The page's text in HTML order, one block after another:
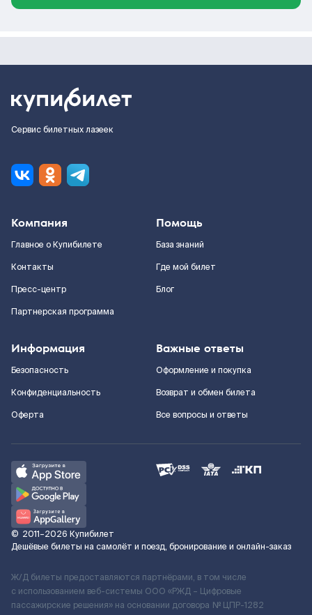
Сервис билетных лазеек
Компания
Главное о Купибилете
Контакты
Пресс-центр
Партнерская программа
Помощь
База знаний
Где мой билет
Блог
Информация
Безопасность
Конфиденциальность
Оферта
Важные ответы
Оформление и покупка
Возврат и обмен билета
Все вопросы и ответы
© 2011–2026 Купибилет
Дешёвые билеты на самолёт и поезд, бронирование и онлайн-заказ
Ж/Д билеты предоставляются партнёрами, в том числе
с использованием веб-системы ООО «РЖД – Цифровые
пассажирские решения» на основании договора № ЦПР-1282